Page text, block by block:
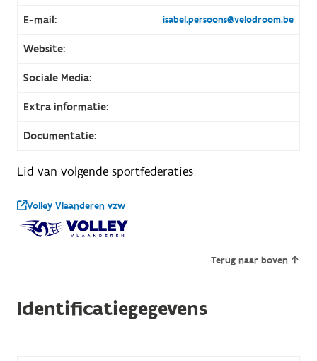
E-mail: isabel.persoons@velodroom.be
Website:
Sociale Media:
Extra informatie:
Documentatie:
Lid van volgende sportfederaties
Volley Vlaanderen vzw
Terug naar boven
Identificatiegegevens